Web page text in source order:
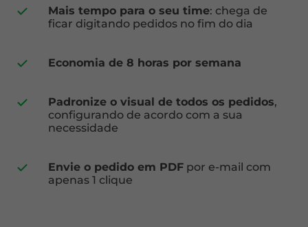
Mais tempo para o seu time: chega de
ficar digitando pedidos no fim do dia
Economia de 8 horas por semana
Padronize o visual de todos os pedidos,
configurando de acordo com a sua
necessidade
Envie o pedido em PDF por e-mail com
apenas 1 clique